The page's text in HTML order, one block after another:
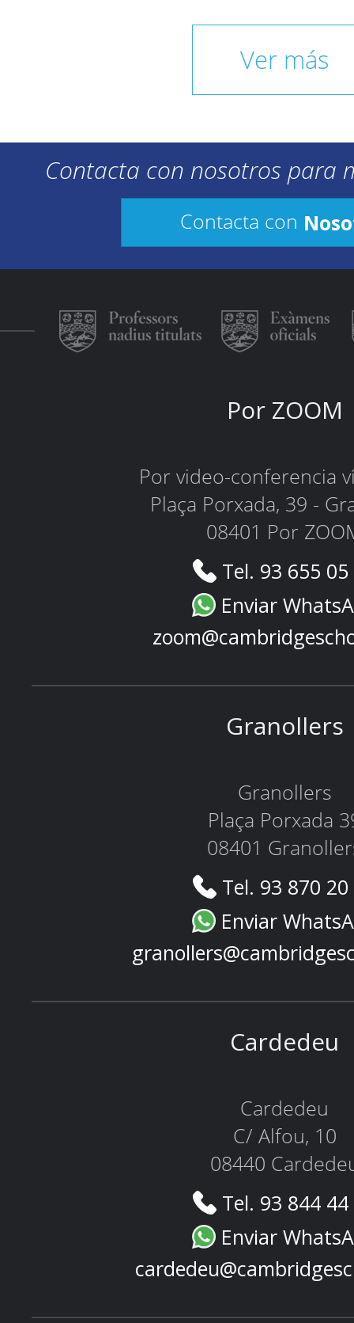
Ver más
Contacta con nosotros para
Contacta con
Por ZOOM
Por video-conferencia
Plaça Porxada, 39 -
08401 Por
Tel. 93 655
Enviar
Granollers
Granollers
Plaça Porxada
08401
Tel. 93 870
Enviar
Cardedeu
Cardedeu
C/ Alfou, 10
08440
Tel. 93 844
Enviar